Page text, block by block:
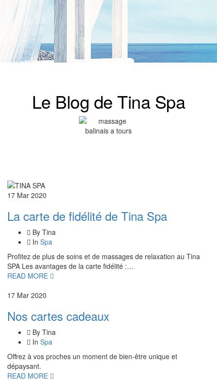
Le Blog de Tina Spa
17 Mar 2020
La carte de fidélité de Tina Spa
By Tina
In Spa
Profitez de plus de soins et de massages de relaxation au Tina
SPA Les avantages de la carte fidélité :…
READ MORE
17 Mar 2020
Nos cartes cadeaux
By Tina
In Spa
Offrez à vos proches un moment de bien-être unique et
dépaysant.
READ MORE